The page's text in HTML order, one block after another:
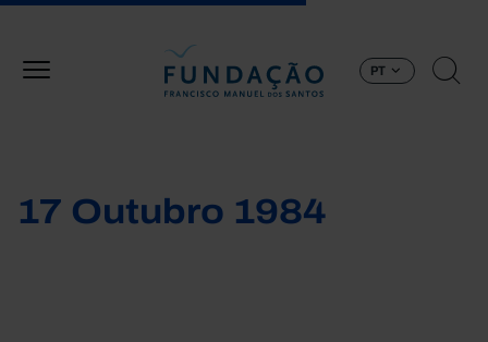
PT
17 Outubro 1984